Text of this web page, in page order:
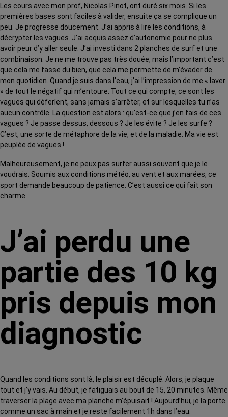
Les cours avec mon prof, Nicolas Pinot, ont duré six mois. Si les
premières bases sont faciles à valider, ensuite ça se complique un
peu. Je progresse doucement. J’ai appris à lire les conditions, à
décrypter les vagues. J’ai acquis assez d’autonomie pour ne plus
avoir peur d’y aller seule. J’ai investi dans 2 planches de surf et une
combinaison. Je ne me trouve pas très douée, mais l’important c’est
que cela me fasse du bien, que cela me permette de m’évader de
mon quotidien. Quand je suis dans l’eau, j’ai l’impression de me « laver
» de tout le négatif qui m’entoure. Tout ce qui compte, ce sont les
vagues qui déferlent, sans jamais s’arrêter, et sur lesquelles tu n’as
aucun contrôle. La question est alors : qu’est-ce que j’en fais de ces
vagues ? Je passe dessus, dessous ? Je les évite ? Je les surfe ?
C’est, une sorte de métaphore de la vie, et de la maladie. Ma vie est
peuplée de vagues !
Malheureusement, je ne peux pas surfer aussi souvent que je le
voudrais. Soumis aux conditions météo, au vent et aux marées, ce
sport demande beaucoup de patience. C’est aussi ce qui fait son
charme.
J’ai perdu une
partie des 10 kg
pris depuis mon
diagnostic
Quand les conditions sont là, le plaisir est décuplé. Alors, je plaque
tout et j’y vais. Au début, je fatiguais au bout de 15, 20 minutes. Même
traverser la plage avec ma planche m’épuisait ! Aujourd’hui, je la porte
comme un sac à main et je reste facilement 1h dans l’eau.